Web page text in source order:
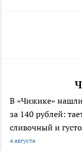
В «Чижике»
за 140 рублей:
сливочный и
4 августа